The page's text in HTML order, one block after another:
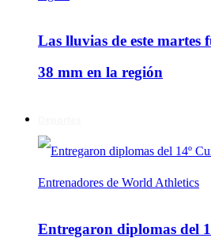
Las lluvias de este martes
38 mm en la región
Entregaron diplomas del